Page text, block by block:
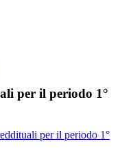
per il periodo 1°
per il periodo 1°